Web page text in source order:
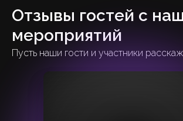
Отзывы гостей с
мероприятий
Пусть наши гости и участники